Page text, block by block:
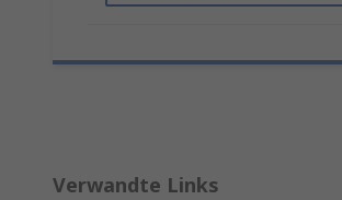
Verwandte Links